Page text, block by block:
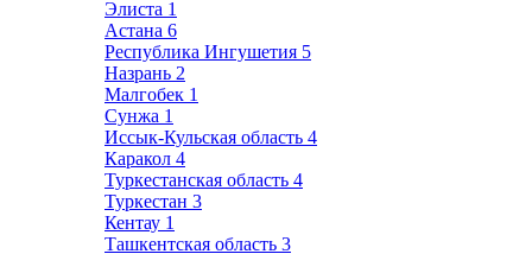
Элиста 1
Астана 6
Республика Ингушетия 5
Назрань 2
Малгобек 1
Сунжа 1
Иссык-Кульская область 4
Каракол 4
Туркестанская область 4
Туркестан 3
Кентау 1
Ташкентская область 3